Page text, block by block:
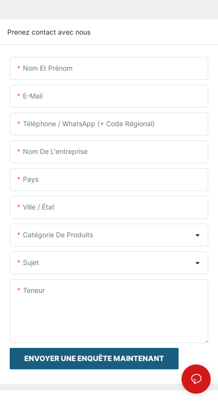
Prenez contact avec nous
Nom Et Prénom
E-Mail
Téléphone / WhatsApp (+ Code Régional)
Nom De L'entreprise
Pays
Ville / État
Catégorie De Produits
Sujet
Teneur
ENVOYER UNE ENQUÊTE MAINTENANT